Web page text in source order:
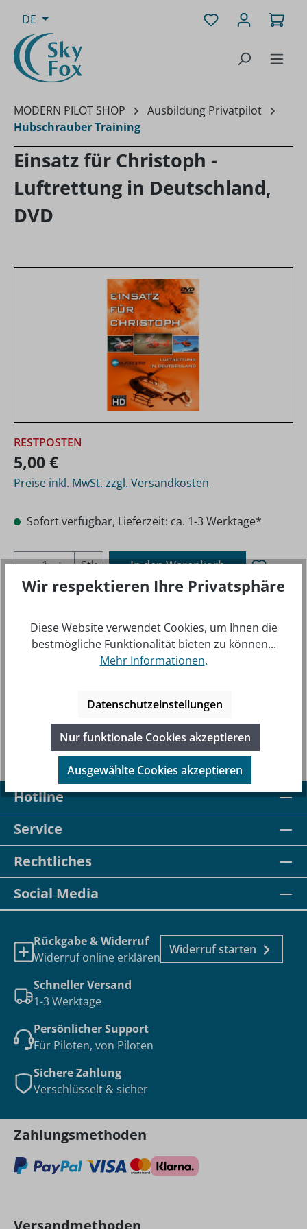
Zum Hauptinhalt springen
DE Du hast 0
MODERN PILOT SHOP
Ausbildung Privatpilot
Hubschrauber Training
Einsatz für Christoph -
Luftrettung in Deutschland,
DVD
Bildergalerie überspringen
Regulärer Preis:
RESTPOSTEN
5,00 €
Preise inkl. MwSt. zzgl. Versandkosten
Sofort verfügbar, Lieferzeit: ca. 1-3 Werktage*
Produkt Anzahl: Gib den gewünschten
Stk In den Warenkorb
ÜBER EIN LUFTRETTUNGSNETZ, DASS WELTWEIT
SEINESGLEICHEN SUCHT. MIT UNTER…MEHR
Hotline
Service
Rechtliches
Social Media
Rückgabe & Widerruf
Widerruf online erklären
Widerruf starten
Schneller Versand
1-3 Werktage
Persönlicher Support
Für Piloten, von Piloten
Sichere Zahlung
Verschlüsselt & sicher
Zahlungsmethoden
Versandmethoden
Wir respektieren Ihre Privatsphäre
Diese Website verwendet Cookies, um Ihnen die
bestmögliche Funktionalität bieten zu können...
Mehr Informationen.
Datenschutzeinstellungen
Nur funktionale Cookies akzeptieren
Ausgewählte Cookies akzeptieren